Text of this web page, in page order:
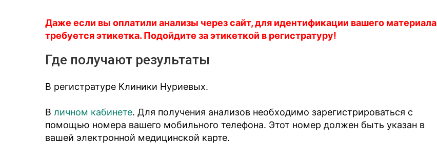
Даже если вы оплатили анализы через сайт, для идентификации вашего материала
требуется этикетка. Подойдите за этикеткой в регистратуру!
Где получают результаты
В регистратуре Клиники Нуриевых.
В личном кабинете. Для получения анализов необходимо зарегистрироваться с
помощью номера вашего мобильного телефона. Этот номер должен быть указан в
вашей электронной медицинской карте.